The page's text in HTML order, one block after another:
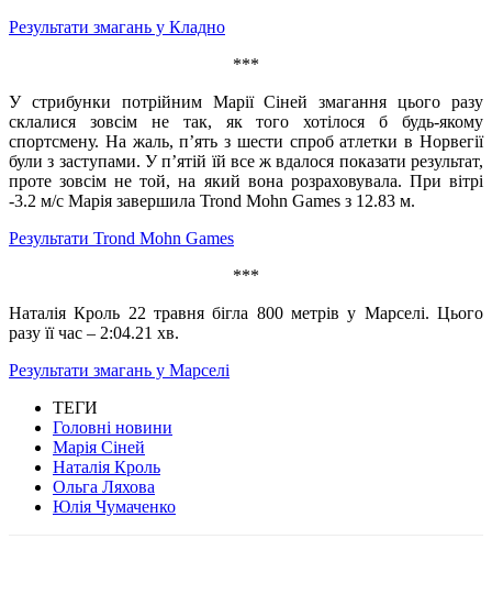
Результати змагань у Кладно
***
У стрибунки потрійним Марії Сіней змагання цього разу
склалися зовсім не так, як того хотілося б будь-якому
спортсмену. На жаль, п’ять з шести спроб атлетки в Норвегії
були з заступами. У п’ятій їй все ж вдалося показати результат,
проте зовсім не той, на який вона розраховувала. При вітрі
-3.2 м/с Марія завершила Trond Mohn Games з 12.83 м.
Результати Trond Mohn Games
***
Наталія Кроль 22 травня бігла 800 метрів у Марселі. Цього
разу її час – 2:04.21 хв.
Результати змагань у Марселі
ТЕГИ
Головні новини
Марія Сіней
Наталія Кроль
Ольга Ляхова
Юлія Чумаченко